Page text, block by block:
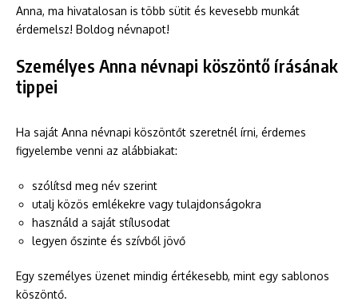
Anna, ma hivatalosan is több sütit és kevesebb munkát
érdemelsz! Boldog névnapot!
Személyes Anna névnapi köszöntő írásának
tippei
Ha saját Anna névnapi köszöntőt szeretnél írni, érdemes
figyelembe venni az alábbiakat:
szólítsd meg név szerint
utalj közös emlékekre vagy tulajdonságokra
használd a saját stílusodat
legyen őszinte és szívből jövő
Egy személyes üzenet mindig értékesebb, mint egy sablonos
köszöntő.